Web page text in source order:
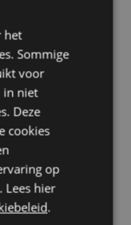
- F***
Abdoul
Hoofdrol
het
Sommige
voor
in niet
Deze
cookies
op
Lees hier
.